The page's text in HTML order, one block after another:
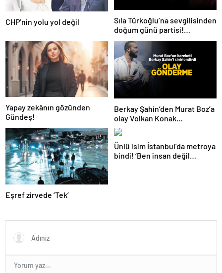
CHP’nin yolu yol değil
Sıla Türkoğlu’na sevgilisinden
doğum günü partisi!
Pastadaki yazı dikkat çekti
Yapay zekânın gözünden
Gündeş!
Berkay Şahin’den Murat Boz’a
olay Volkan Konak
göndermesi! ‘Herkes anıyor
seni ağabeyim’
Eşref zirvede ‘Tek’
Ünlü isim İstanbul’da metroya
bindi! ‘Ben insan değil